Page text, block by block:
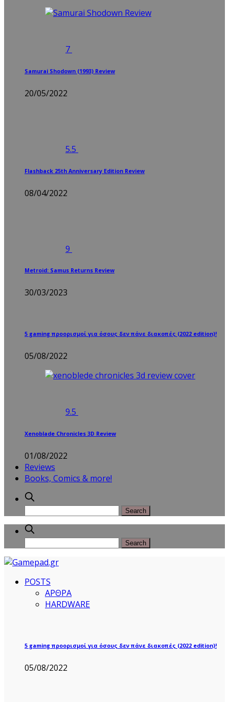
7
Samurai Shodown (1993) Review
20/05/2022
5.5
Flashback 25th Anniversary Edition Review
08/04/2022
9
Metroid: Samus Returns Review
30/03/2023
5 gaming προορισμοί για όσους δεν πάνε διακοπές (2022 edition)!
05/08/2022
9.5
Xenoblade Chronicles 3D Review
01/08/2022
Reviews
Books, Comics & more!
POSTS
ΑΡΘΡΑ
HARDWARE
5 gaming προορισμοί για όσους δεν πάνε διακοπές (2022 edition)!
05/08/2022